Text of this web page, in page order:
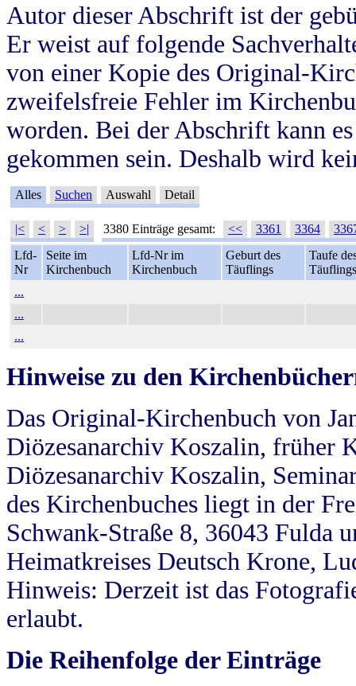
Autor dieser Abschrift ist der
Er weist auf folgende
von einer Kopie des Original-
zweifelsfreie Fehler im
worden. Bei der Abschrift kann
gekommen sein. Deshalb wird
Alles Suchen Auswahl Detail
|< < > >| 3380 Einträge gesamt: << 3361 3364
Lfd-
Nr
Seite im
Kirchenbuch
Lfd-Nr im
Kirchenbuch
Geburt des
Täuflings
Taufe
Täuflings
...
...
...
Hinweise zu den
Das Original-Kirchenbuch von
Diözesanarchiv Koszalin, früher
Diözesanarchiv Koszalin,
des Kirchenbuches liegt in der
Schwank-Straße 8, 36043 Fulda
Heimatkreises Deutsch Krone,
Hinweis: Derzeit ist das
erlaubt.
Die Reihenfolge der Einträge